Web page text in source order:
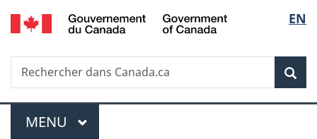
Passer
au
des
Passer
au
principal
Passer
à
Au
du
Passer
à
version
simplifiée
de
la
EN
Recherche
Rechercher
dans
Menu
MENU PRINCIPAL